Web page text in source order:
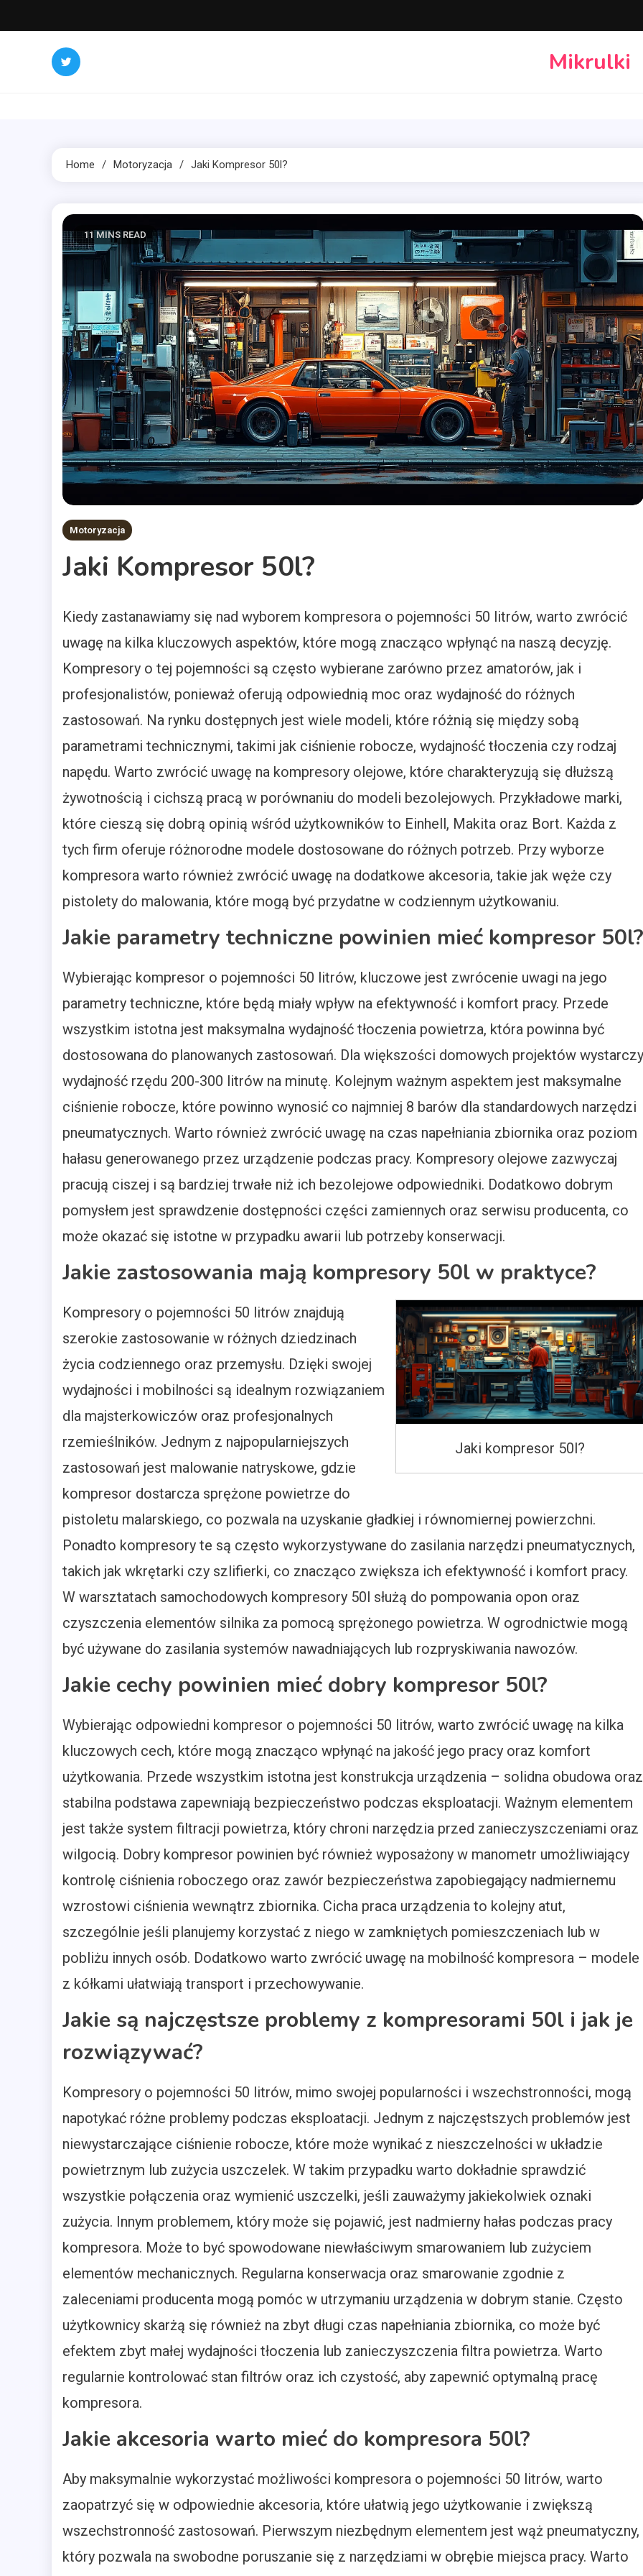
to
Mikrulki
Home Motoryzacja Jaki Kompresor 50l?
11 MINS READ
Motoryzacja
Jaki Kompresor 50l?
Kiedy zastanawiamy się nad wyborem kompresora o pojemności 50 litrów, warto zwrócić
uwagę na kilka kluczowych aspektów, które mogą znacząco wpłynąć na naszą decyzję.
Kompresory o tej pojemności są często wybierane zarówno przez amatorów, jak i
profesjonalistów, ponieważ oferują odpowiednią moc oraz wydajność do różnych
zastosowań. Na rynku dostępnych jest wiele modeli, które różnią się między sobą
parametrami technicznymi, takimi jak ciśnienie robocze, wydajność tłoczenia czy rodzaj
napędu. Warto zwrócić uwagę na kompresory olejowe, które charakteryzują się dłuższą
żywotnością i cichszą pracą w porównaniu do modeli bezolejowych. Przykładowe marki,
które cieszą się dobrą opinią wśród użytkowników to Einhell, Makita oraz Bort. Każda z
tych firm oferuje różnorodne modele dostosowane do różnych potrzeb. Przy wyborze
kompresora warto również zwrócić uwagę na dodatkowe akcesoria, takie jak węże czy
pistolety do malowania, które mogą być przydatne w codziennym użytkowaniu.
Jakie parametry techniczne powinien mieć kompresor 50l?
Wybierając kompresor o pojemności 50 litrów, kluczowe jest zwrócenie uwagi na jego
parametry techniczne, które będą miały wpływ na efektywność i komfort pracy. Przede
wszystkim istotna jest maksymalna wydajność tłoczenia powietrza, która powinna być
dostosowana do planowanych zastosowań. Dla większości domowych projektów wystarczy
wydajność rzędu 200-300 litrów na minutę. Kolejnym ważnym aspektem jest maksymalne
ciśnienie robocze, które powinno wynosić co najmniej 8 barów dla standardowych narzędzi
pneumatycznych. Warto również zwrócić uwagę na czas napełniania zbiornika oraz poziom
hałasu generowanego przez urządzenie podczas pracy. Kompresory olejowe zazwyczaj
pracują ciszej i są bardziej trwałe niż ich bezolejowe odpowiedniki. Dodatkowo dobrym
pomysłem jest sprawdzenie dostępności części zamiennych oraz serwisu producenta, co
może okazać się istotne w przypadku awarii lub potrzeby konserwacji.
Jakie zastosowania mają kompresory 50l w praktyce?
Jaki kompresor 50l?
Kompresory o pojemności 50 litrów znajdują
szerokie zastosowanie w różnych dziedzinach
życia codziennego oraz przemysłu. Dzięki swojej
wydajności i mobilności są idealnym rozwiązaniem
dla majsterkowiczów oraz profesjonalnych
rzemieślników. Jednym z najpopularniejszych
zastosowań jest malowanie natryskowe, gdzie
kompresor dostarcza sprężone powietrze do
pistoletu malarskiego, co pozwala na uzyskanie gładkiej i równomiernej powierzchni.
Ponadto kompresory te są często wykorzystywane do zasilania narzędzi pneumatycznych,
takich jak wkrętarki czy szlifierki, co znacząco zwiększa ich efektywność i komfort pracy.
W warsztatach samochodowych kompresory 50l służą do pompowania opon oraz
czyszczenia elementów silnika za pomocą sprężonego powietrza. W ogrodnictwie mogą
być używane do zasilania systemów nawadniających lub rozpryskiwania nawozów.
Jakie cechy powinien mieć dobry kompresor 50l?
Wybierając odpowiedni kompresor o pojemności 50 litrów, warto zwrócić uwagę na kilka
kluczowych cech, które mogą znacząco wpłynąć na jakość jego pracy oraz komfort
użytkowania. Przede wszystkim istotna jest konstrukcja urządzenia – solidna obudowa oraz
stabilna podstawa zapewniają bezpieczeństwo podczas eksploatacji. Ważnym elementem
jest także system filtracji powietrza, który chroni narzędzia przed zanieczyszczeniami oraz
wilgocią. Dobry kompresor powinien być również wyposażony w manometr umożliwiający
kontrolę ciśnienia roboczego oraz zawór bezpieczeństwa zapobiegający nadmiernemu
wzrostowi ciśnienia wewnątrz zbiornika. Cicha praca urządzenia to kolejny atut,
szczególnie jeśli planujemy korzystać z niego w zamkniętych pomieszczeniach lub w
pobliżu innych osób. Dodatkowo warto zwrócić uwagę na mobilność kompresora – modele
z kółkami ułatwiają transport i przechowywanie.
Jakie są najczęstsze problemy z kompresorami 50l i jak je
rozwiązywać?
Kompresory o pojemności 50 litrów, mimo swojej popularności i wszechstronności, mogą
napotykać różne problemy podczas eksploatacji. Jednym z najczęstszych problemów jest
niewystarczające ciśnienie robocze, które może wynikać z nieszczelności w układzie
powietrznym lub zużycia uszczelek. W takim przypadku warto dokładnie sprawdzić
wszystkie połączenia oraz wymienić uszczelki, jeśli zauważymy jakiekolwiek oznaki
zużycia. Innym problemem, który może się pojawić, jest nadmierny hałas podczas pracy
kompresora. Może to być spowodowane niewłaściwym smarowaniem lub zużyciem
elementów mechanicznych. Regularna konserwacja oraz smarowanie zgodnie z
zaleceniami producenta mogą pomóc w utrzymaniu urządzenia w dobrym stanie. Często
użytkownicy skarżą się również na zbyt długi czas napełniania zbiornika, co może być
efektem zbyt małej wydajności tłoczenia lub zanieczyszczenia filtra powietrza. Warto
regularnie kontrolować stan filtrów oraz ich czystość, aby zapewnić optymalną pracę
kompresora.
Jakie akcesoria warto mieć do kompresora 50l?
Aby maksymalnie wykorzystać możliwości kompresora o pojemności 50 litrów, warto
zaopatrzyć się w odpowiednie akcesoria, które ułatwią jego użytkowanie i zwiększą
wszechstronność zastosowań. Pierwszym niezbędnym elementem jest wąż pneumatyczny,
który pozwala na swobodne poruszanie się z narzędziami w obrębie miejsca pracy. Warto